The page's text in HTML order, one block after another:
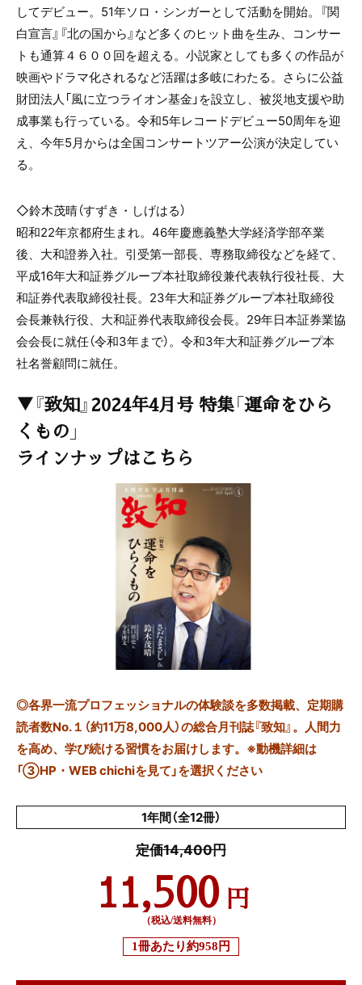
してデビュー。51年ソロ・シンガーとして活動を開始。『関
白宣言』『北の国から』など多くのヒット曲を生み、コンサー
トも通算４６００回を超える。小説家としても多くの作品が
映画やドラマ化されるなど活躍は多岐にわたる。さらに公益
財団法人「風に立つライオン基金」を設立し、被災地支援や助
成事業も行っている。令和5年レコードデビュー50周年を迎
え、今年5月からは全国コンサートツアー公演が決定してい
る。
◇鈴木茂晴（すずき・しげはる）
昭和22年京都府生まれ。46年慶應義塾大学経済学部卒業
後、大和證券入社。引受第一部長、専務取締役などを経て、
平成16年大和証券グループ本社取締役兼代表執行役社長、大
和証券代表取締役社長。23年大和証券グループ本社取締役
会長兼執行役、大和証券代表取締役会長。29年日本証券業協
会会長に就任（令和3年まで）。令和3年大和証券グループ本
社名誉顧問に就任。
▼『致知』2024年4月号 特集「運命をひら
くもの」
ラインナップはこちら
◎各界一流プロフェッショナルの体験談を多数掲載、定期購
読者数No.１（約11万8,000人）の総合月刊誌『致知』。人間力
を高め、学び続ける習慣をお届けします。※動機詳細は
「③HP・WEB chichiを見て」を選択ください
1年間（全12冊）
定価14,400円
11,500 円
（税込/送料無料）
1冊あたり約958円